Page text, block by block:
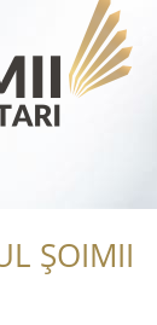
ȘOIMII